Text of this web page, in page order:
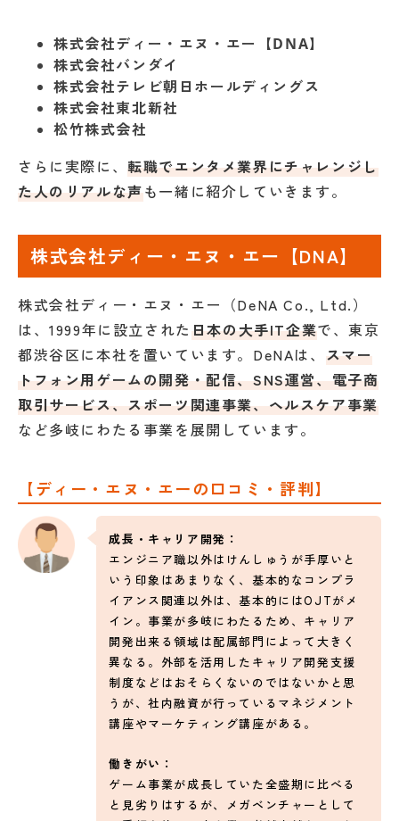
株式会社ディー・エヌ・エー【DNA】
株式会社バンダイ
株式会社テレビ朝日ホールディングス
株式会社東北新社
松竹株式会社
さらに実際に、転職でエンタメ業界にチャレンジし
た人のリアルな声も一緒に紹介していきます。
株式会社ディー・エヌ・エー【DNA】
株式会社ディー・エヌ・エー（DeNA Co., Ltd.）
は、1999年に設立された日本の大手IT企業で、東京
都渋谷区に本社を置いています。DeNAは、 スマー
トフォン用ゲームの開発・配信、SNS運営、電子商
取引サービス、スポーツ関連事業、ヘルスケア事業
など多岐にわたる事業を展開しています。
【ディー・エヌ・エーの口コミ・評判】
成長・キャリア開発：
エンジニア職以外はけんしゅうが手厚いと
いう印象はあまりなく、基本的なコンプラ
イアンス関連以外は、基本的にはOJTがメ
イン。事業が多岐にわたるため、キャリア
開発出来る領域は配属部門によって大きく
異なる。外部を活用したキャリア開発支援
制度などはおそらくないのではないかと思
うが、社内融資が行っているマネジメント
講座やマーケティング講座がある。
働きがい：
ゲーム事業が成長していた全盛期に比べる
と見劣りはするが、メガベンチャーとして